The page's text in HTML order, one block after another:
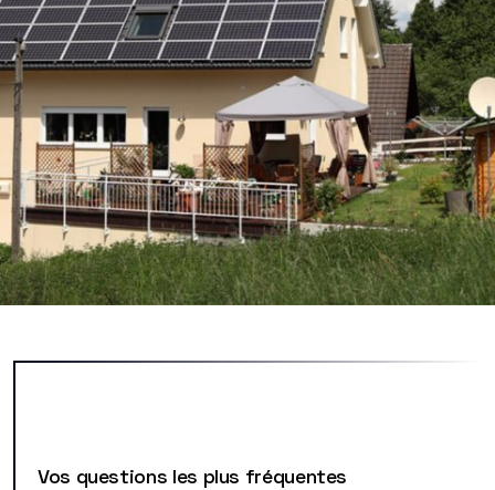
Vos questions les plus fréquentes